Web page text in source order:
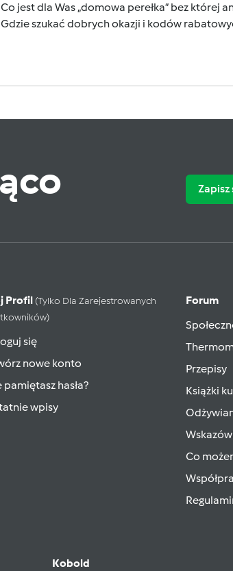
Co jest dla Was „domowa perełka” bez której
Gdzie szukać dobrych okazji i kodów
Zapisz
Profil (tylko Dla Zarejestrowanych
się
nowe konto
pamiętasz hasła?
wpisy
Forum
Przepisy
Książki
Co
Kobold